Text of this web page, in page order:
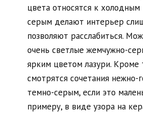
цвета относятся к холодным
серым делают интерьер
позволяют расслабиться.
очень светлые жемчужно-
ярким цветом лазури. Кроме
смотрятся сочетания нежно-
темно-серым, если это
примеру, в виде узора на